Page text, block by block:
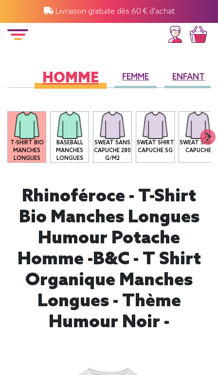
Livraison gratuite dès 60 € d'achat
HOMME FEMME ENFANT
T-SHIRT BIO
MANCHES
LONGUES
BASEBALL
MANCHES
LONGUES
SWEAT SANS
CAPUCHE 280
G/M2
SWEAT SHIRT
CAPUCHE SG
SWEAT SHIRT
CAPUCHE
Rhinoféroce - T-Shirt
Bio Manches Longues
Humour Potache
Homme -B&C - T Shirt
Organique Manches
Longues - Thème
Humour Noir -